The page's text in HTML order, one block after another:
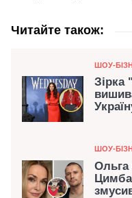
Читайте також:
Категорія
ШОУ-
Зірка
Категорія
ШОУ-
Ольга